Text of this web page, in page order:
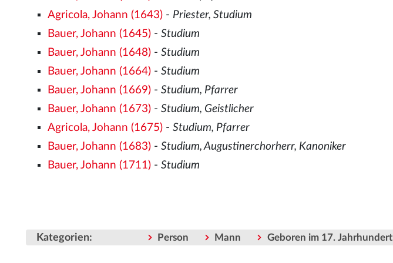
Agricola, Johann (1643) - Priester, Studium
Bauer, Johann (1645) -Studium
Bauer, Johann (1648) -Studium
Bauer, Johann (1664) -Studium
Bauer, Johann (1669) -Studium, Pfarrer
Bauer, Johann (1673) -Studium, Geistlicher
Agricola, Johann (1675) -Studium, Pfarrer
Bauer, Johann (1683) -Studium, Augustinerchorherr, Kanoniker
Bauer, Johann (1711) -Studium
Kategorien: Person Mann Geboren im 17. Jahrhundert